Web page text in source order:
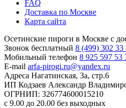
FAQ
Доставка по Москве
Карта сайта
Осетинские пироги в Москве с
Звонок бесплатный 8 (499) 302 33
Мобильный телефон 8 925 597 53
E-mail arfa-pirogi.ru@yandex.ru
Адреса Нагатинская, 3а, стр.6
ИП Кодзаев Александр
ОГРНИП: 326774600015210
с 9.00 до 20.00 без выходных